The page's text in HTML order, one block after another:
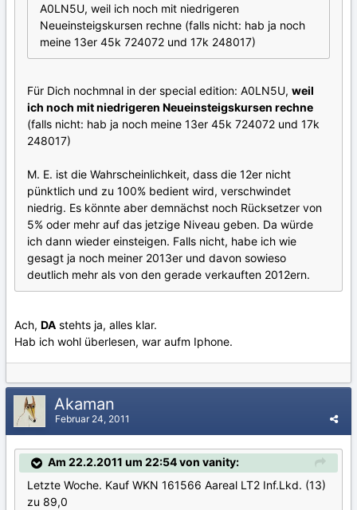
A0LN5U, weil ich noch mit niedrigeren
Neueinsteigskursen rechne (falls nicht: hab ja noch
meine 13er 45k 724072 und 17k 248017)
Für Dich nochmnal in der special edition: A0LN5U, weil
ich noch mit niedrigeren Neueinsteigskursen rechne
(falls nicht: hab ja noch meine 13er 45k 724072 und 17k
248017)
M. E. ist die Wahrscheinlichkeit, dass die 12er nicht
pünktlich und zu 100% bedient wird, verschwindet
niedrig. Es könnte aber demnächst noch Rücksetzer von
5% oder mehr auf das jetzige Niveau geben. Da würde
ich dann wieder einsteigen. Falls nicht, habe ich wie
gesagt ja noch meiner 2013er und davon sowieso
deutlich mehr als von den gerade verkauften 2012ern.
Ach, DA stehts ja, alles klar.
Hab ich wohl überlesen, war aufm Iphone.
Akaman
Februar 24, 2011
Am 22.2.2011 um 22:54 von vanity:
Letzte Woche. Kauf WKN 161566 Aareal LT2 Inf.Lkd. (13)
zu 89,0